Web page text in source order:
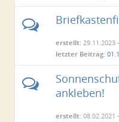
erstellt:
letzter Beitrag:
ankleben!
erstellt: 08.02.2021